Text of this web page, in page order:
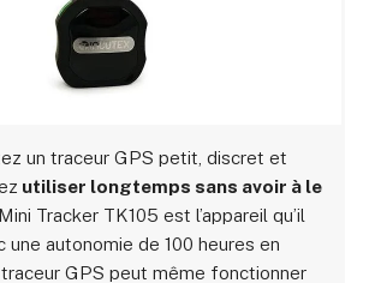
un traceur GPS petit, discret et
utiliser longtemps sans avoir à le
Mini Tracker TK105 est l’appareil qu’il
une autonomie de 100 heures en
GPS peut même fonctionner